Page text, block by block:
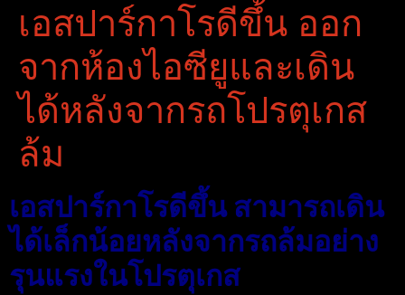
เอสปาร์กาโรดีขึ้น ออก
จากห้องไอซียูและเดิน
ได้หลังจากรถโปรตุเกส
ล้ม
เอสปาร์กาโรดีขึ้น สามารถเดิน
ได้เล็กน้อยหลังจากรถล้มอย่าง
รุนแรงในโปรตุเกส